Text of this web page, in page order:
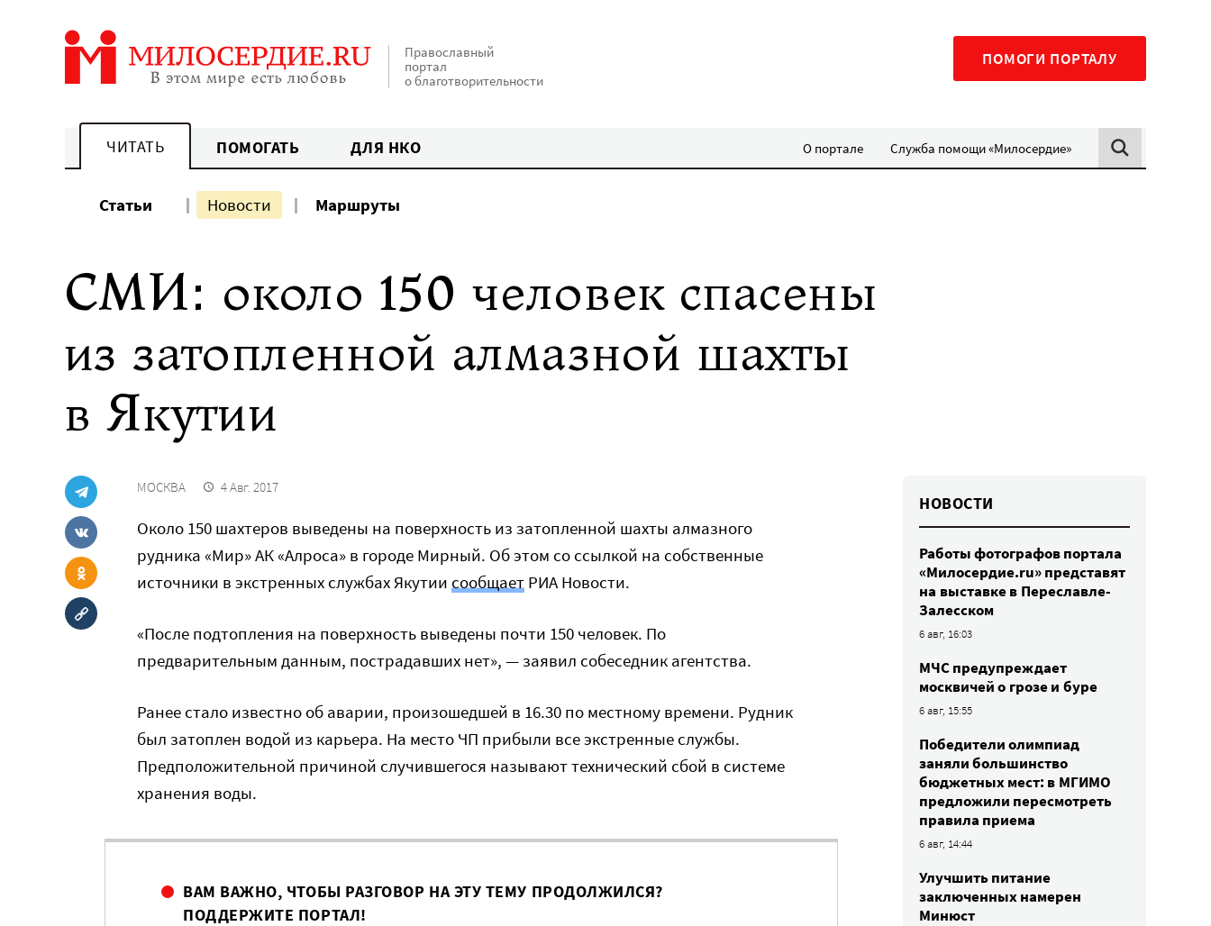
Православный
портал
о благотворительности
ПОМОГИ ПОРТАЛУ
ЧИТАТЬ ПОМОГАТЬ ДЛЯ НКО О портале Служба помощи «Милосердие»
Статьи Новости Маршруты
СМИ: около 150 человек спасены
из затопленной алмазной шахты
в Якутии
МОСКВА 4 Авг. 2017
Около 150 шахтеров выведены на поверхность из затопленной шахты алмазного
рудника «Мир» АК «Алроса» в городе Мирный. Об этом со ссылкой на собственные
источники в экстренных службах Якутии сообщает РИА Новости.
«После подтопления на поверхность выведены почти 150 человек. По
предварительным данным, пострадавших нет», — заявил собеседник агентства.
Ранее стало известно об аварии, произошедшей в 16.30 по местному времени. Рудник
был затоплен водой из карьера. На место ЧП прибыли все экстренные службы.
Предположительной причиной случившегося называют технический сбой в системе
хранения воды.
ВАМ ВАЖНО, ЧТОБЫ РАЗГОВОР НА ЭТУ ТЕМУ ПРОДОЛЖИЛСЯ?
ПОДДЕРЖИТЕ ПОРТАЛ!
НОВОСТИ
Работы фотографов портала
«Милосердие.ru» представят
на выставке в Переславле-
Залесском
6 авг, 16:03
МЧС предупреждает
москвичей о грозе и буре
6 авг, 15:55
Победители олимпиад
заняли большинство
бюджетных мест: в МГИМО
предложили пересмотреть
правила приема
6 авг, 14:44
Улучшить питание
заключенных намерен
Минюст